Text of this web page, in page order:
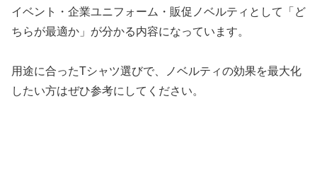
イベント・企業ユニフォーム・販促ノベルティとして「ど
ちらが最適か」が分かる内容になっています。
用途に合ったTシャツ選びで、ノベルティの効果を最大化
したい方はぜひ参考にしてください。